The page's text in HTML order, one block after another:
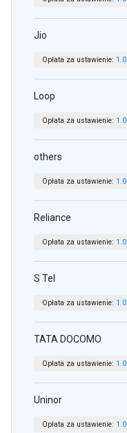
Jio
Opłata za ustawienie:
Loop
Opłata za ustawienie:
others
Opłata za ustawienie:
Reliance
Opłata za ustawienie:
S Tel
Opłata za ustawienie:
TATA DOCOMO
Opłata za ustawienie:
Uninor
Opłata za ustawienie: